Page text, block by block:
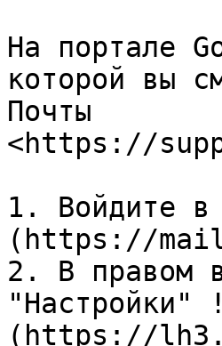
На портале
которой вы
Почты
<https://
1. Войдите
(https://
2. В правом
"Настройки"
(https://